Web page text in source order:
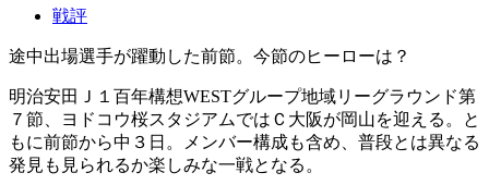
戦評
途中出場選手が躍動した前節。今節のヒーローは？
明治安田Ｊ１百年構想WESTグループ地域リーグラウンド第
７節、ヨドコウ桜スタジアムではＣ大阪が岡山を迎える。と
もに前節から中３日。メンバー構成も含め、普段とは異なる
発見も見られるか楽しみな一戦となる。